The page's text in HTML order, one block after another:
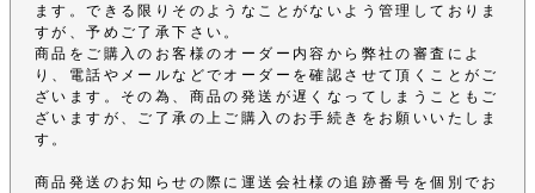
ます。できる限りそのようなことがないよう管理しておりま
すが、予めご了承下さい。
商品をご購入のお客様のオーダー内容から弊社の審査によ
り、電話やメールなどでオーダーを確認させて頂くことがご
ざいます。その為、商品の発送が遅くなってしまうこともご
ざいますが、ご了承の上ご購入のお手続きをお願いいたしま
す。
商品発送のお知らせの際に運送会社様の追跡番号を個別でお